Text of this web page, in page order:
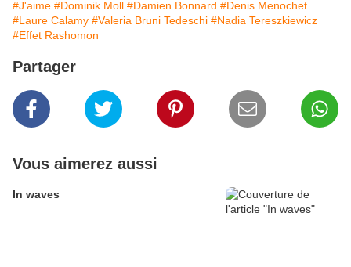
#J'aime #Dominik Moll #Damien Bonnard #Denis Menochet
#Laure Calamy #Valeria Bruni Tedeschi #Nadia Tereszkiewicz
#Effet Rashomon
Partager
Vous aimerez aussi
In waves